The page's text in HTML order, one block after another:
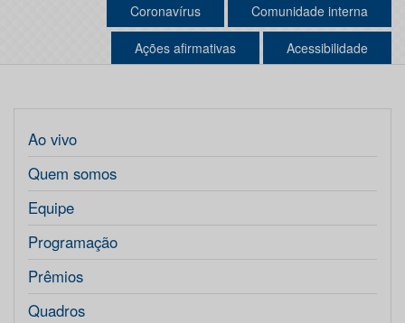
Coronavírus Comunidade interna
Ações afirmativas Acessibilidade
Ao vivo
Quem somos
Equipe
Programação
Prêmios
Quadros